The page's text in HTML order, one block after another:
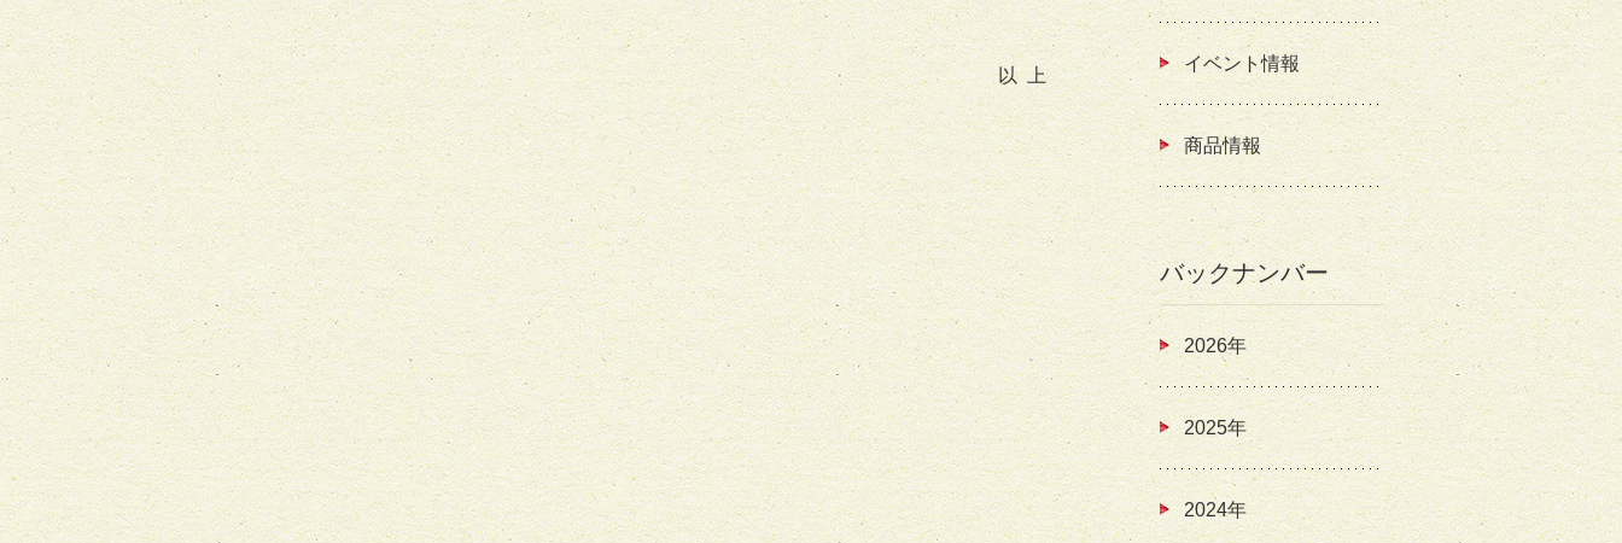
以 上
イベント情報
商品情報
バックナンバー
2026年
2025年
2024年